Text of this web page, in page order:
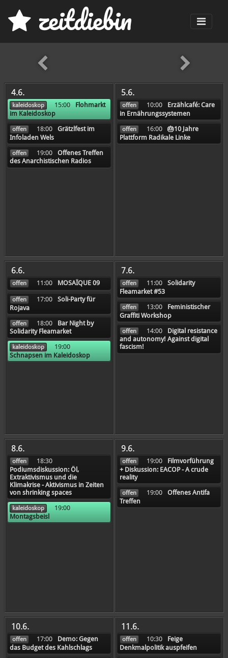
zeitdiebin
früher
4.6.
kaleidoskop 15:00
Flohmarkt
im Kaleidoskop
offen 18:00
Grätzlfest im
Infoladen Wels
offen 19:00
Offenes Treffen
des Anarchistischen Radios
5.6.
offen 10:00
Erzählcafé: Care
in Ernährungssystemen
offen 16:00
🎂10 Jahre
Plattform Radikale Linke
6.6.
offen 11:00 MOSAÏQUE 09
offen 17:00
Soli-Party für
Rojava
offen 18:00
Bar Night by
Solidarity Fleamarket
kaleidoskop
19:00
Schnapsen im Kaleidoskop
7.6.
offen 11:00
Solidarity
Fleamarket #53
offen 13:00
Feministischer
Graffiti Workshop
offen 14:00
Digital resistance
and autonomy! Against digital
fascism!
8.6.
offen
18:30
Podiumsdiskussion: Öl,
Extraktivismus und die
Klimakrise - Aktivismus in Zeiten
von shrinking spaces
kaleidoskop
19:00
Montagsbeisl
9.6.
offen 19:00
Filmvorführung
+ Diskussion: EACOP - A crude
reality
offen 19:00
Offenes Antifa
Treffen
10.6.
offen 17:00
Demo: Gegen
das Budget des Kahlschlags
11.6.
offen 10:30
Feige
Denkmalpolitik auspfeifen